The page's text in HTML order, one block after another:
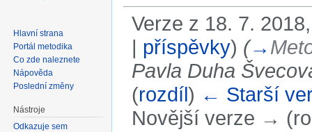
Verze z 18. 7.
| příspěvky) (→
Pavla Duha
(rozdíl) ← Starší
Novější verze →
Hlavní strana
Portál metodika
Co zde naleznete
Nápověda
Poslední změny
Nástroje
Odkazuje sem